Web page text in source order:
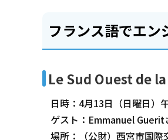
フランス語でエン
Le Sud Ouest de
日時：4月13日（日曜日）
ゲスト：Emmanuel Guerit
場所：（公財）西宮市国